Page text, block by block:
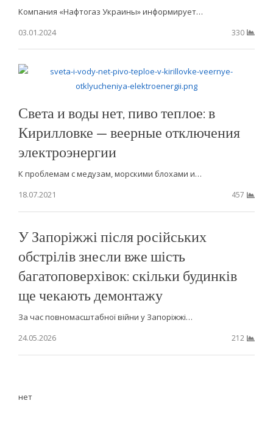
Компания «Нафтогаз Украины» информирует…
03.01.2024
330
Света и воды нет, пиво теплое: в
Кирилловке — веерные отключения
электроэнергии
К проблемам с медузам, морскими блохами и…
18.07.2021
457
У Запоріжжі після російських
обстрілів знесли вже шість
багатоповерхівок: скільки будинків
ще чекають демонтажу
За час повномасштабної війни у Запоріжжі…
24.05.2026
212
нет